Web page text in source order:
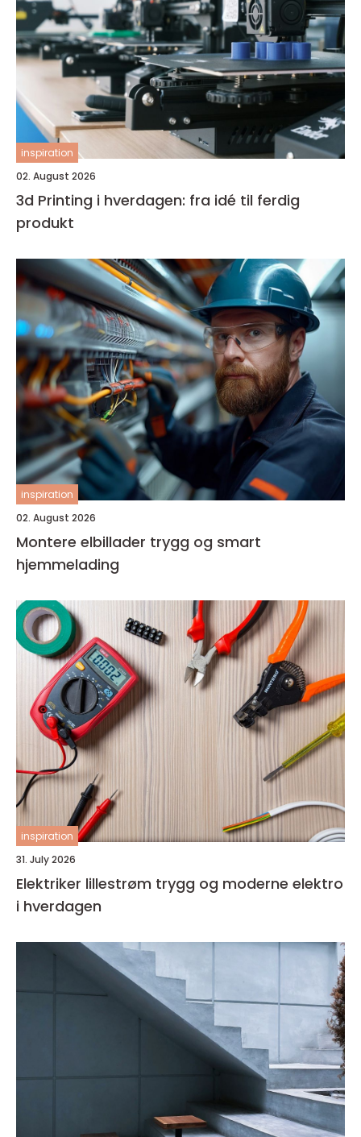
inspiration
02. August 2026
3d Printing i hverdagen: fra idé til ferdig
produkt
inspiration
02. August 2026
Montere elbillader trygg og smart
hjemmelading
inspiration
31. July 2026
Elektriker lillestrøm trygg og moderne elektro
i hverdagen